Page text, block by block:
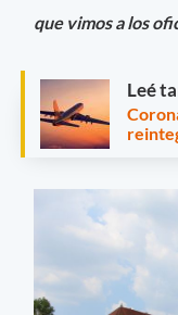
que vimos a los
Leé